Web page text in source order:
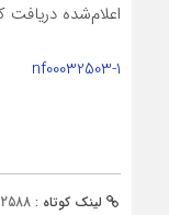
اعلام‌شده دریافت
nf00032503-1
لینک کوتاه :